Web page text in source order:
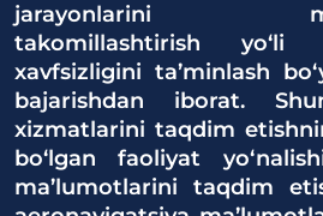
jarayonlarini
takomillashtirish yo‘li
xavfsizligini ta’minlash
bajarishdan iborat.
xizmatlarini taqdim
bo‘lgan faoliyat
ma’lumotlarini taqdim